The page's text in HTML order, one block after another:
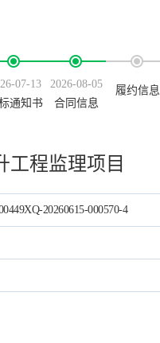
07-13
通知书
2026-08-05
合同信息
履约信息
工程监理项目
20260615-000570-4